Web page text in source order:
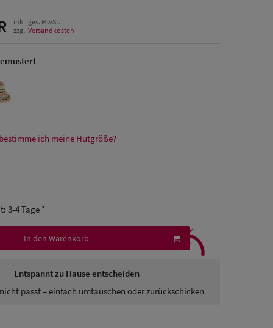
inkl. ges. MwSt.
zzgl. Versandkosten
ich meine Hutgröße?
3-4 Tage *
In den Warenkorb
Entspannt zu Hause entscheiden
passt – einfach umtauschen oder zurückschicken
⤹